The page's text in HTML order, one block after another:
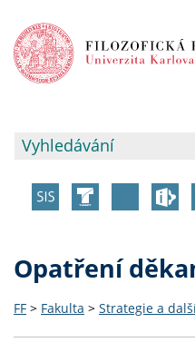
Opatření
FF > Fakulta > Strategie a